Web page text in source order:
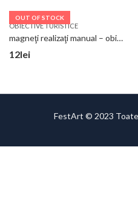
OUT OF STOCK
OBIECTIVE TURISTICE
magneţi realizaţi manual – obiective turistice Iaşi
12lei
FestArt © 2023